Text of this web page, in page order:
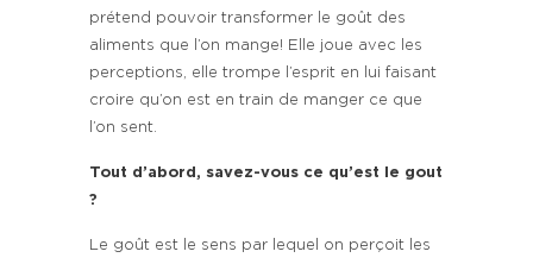
prétend pouvoir transformer le goût des
aliments que l’on mange! Elle joue avec les
perceptions, elle trompe l’esprit en lui faisant
croire qu’on est en train de manger ce que
l’on sent.
Tout d’abord, savez-vous ce qu’est le gout
?
Le goût est le sens par lequel on perçoit les